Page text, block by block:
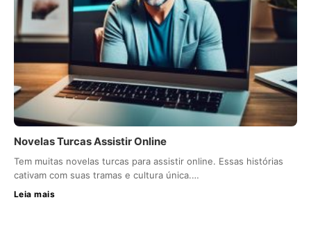
Novelas Turcas Assistir Online
Tem muitas novelas turcas para assistir online. Essas histórias
cativam com suas tramas e cultura única.…
Leia mais